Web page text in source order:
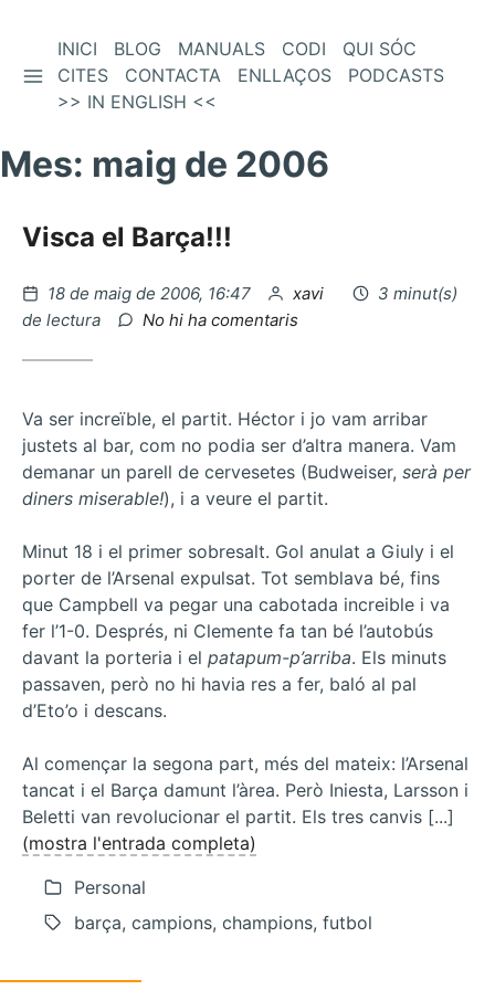
contingut
BARRA LATERAL
INICI BLOG MANUALS CODI
QUI SÓC
CITES
CONTACTA ENLLAÇOS
PODCASTS
>> IN ENGLISH <<
Mes: maig de 2006
Visca el Barça!!!
Publicat
el
18 de maig de 2006, 16:47 per
xavi
3 minut(s)
de lectura
No hi ha comentaris
Va ser increïble, el partit. Héctor i jo vam arribar
justets al bar, com no podia ser d’altra manera. Vam
demanar un parell de cervesetes (Budweiser, serà per
diners miserable!), i a veure el partit.
Minut 18 i el primer sobresalt. Gol anulat a Giuly i el
porter de l’Arsenal expulsat. Tot semblava bé, fins
que Campbell va pegar una cabotada increible i va
fer l’1-0. Després, ni Clemente fa tan bé l’autobús
davant la porteria i el patapum-p’arriba. Els minuts
passaven, però no hi havia res a fer, baló al pal
d’Eto’o i descans.
Al començar la segona part, més del mateix: l’Arsenal
tancat i el Barça damunt l’àrea. Però Iniesta, Larsson i
Beletti van revolucionar el partit. Els tres canvis [...]
(mostra l'entrada completa)
Personal
barça, campions, champions, futbol